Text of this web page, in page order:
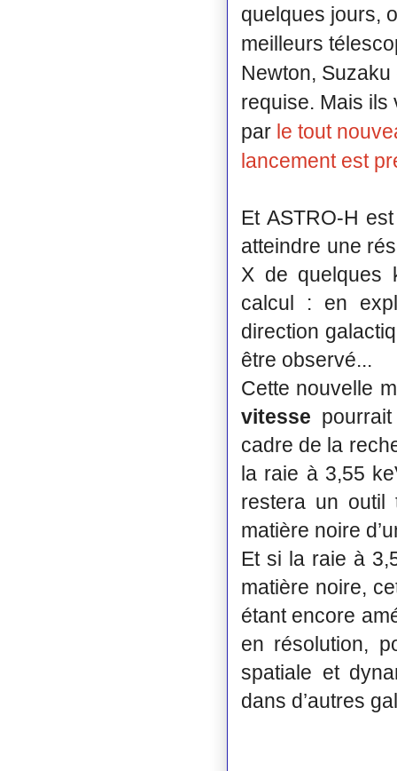
quelques jours,
meilleurs
Newton, Suzaku
requise. Mais ils
par le tout
lancement est
Et ASTRO-H
atteindre une
X de quelques
calcul : en
direction
être observé...
Cette nouvelle
vitesse
cadre de la
la raie à 3,55
restera un outil
matière noire
Et si la raie à
matière noire,
étant encore
en résolution,
spatiale et
dans d’autres